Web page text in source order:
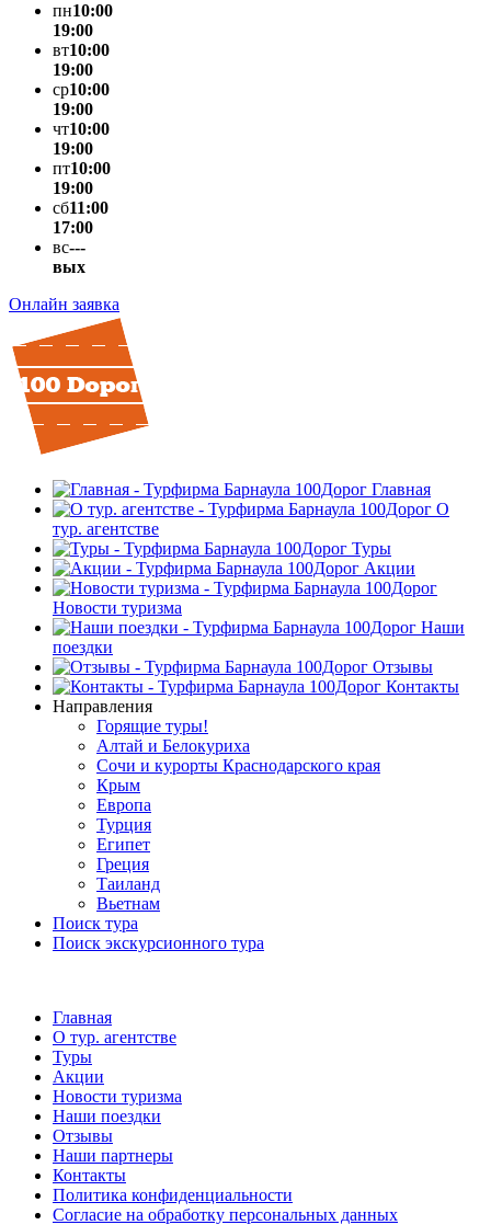
пн10:00
19:00
вт10:00
19:00
ср10:00
19:00
чт10:00
19:00
пт10:00
19:00
сб11:00
17:00
вс---
вых
Онлайн заявка
Главная
О
тур. агентстве
Туры
Акции
Новости туризма
Наши
поездки
Отзывы
Контакты
Направления
Горящие туры!
Алтай и Белокуриха
Сочи и курорты Краснодарского края
Крым
Европа
Турция
Египет
Греция
Таиланд
Вьетнам
Поиск тура
Поиск экскурсионного тура
Главная
О тур. агентстве
Туры
Акции
Новости туризма
Наши поездки
Отзывы
Наши партнеры
Контакты
Политика конфиденциальности
Согласие на обработку персональных данных